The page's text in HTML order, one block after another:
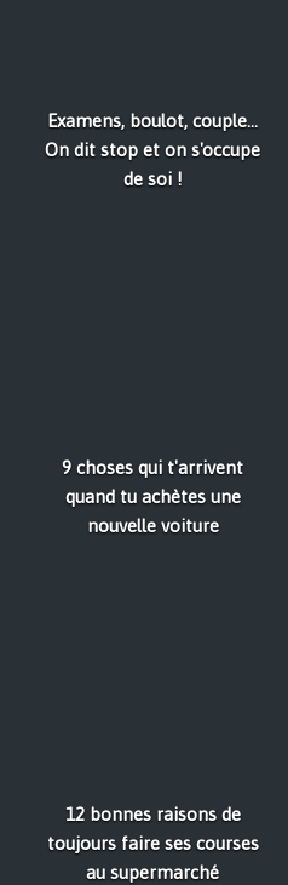
Examens, boulot, couple...
On dit stop et on s'occupe
de soi !
9 choses qui t'arrivent
quand tu achètes une
nouvelle voiture
12 bonnes raisons de
toujours faire ses courses
au supermarché